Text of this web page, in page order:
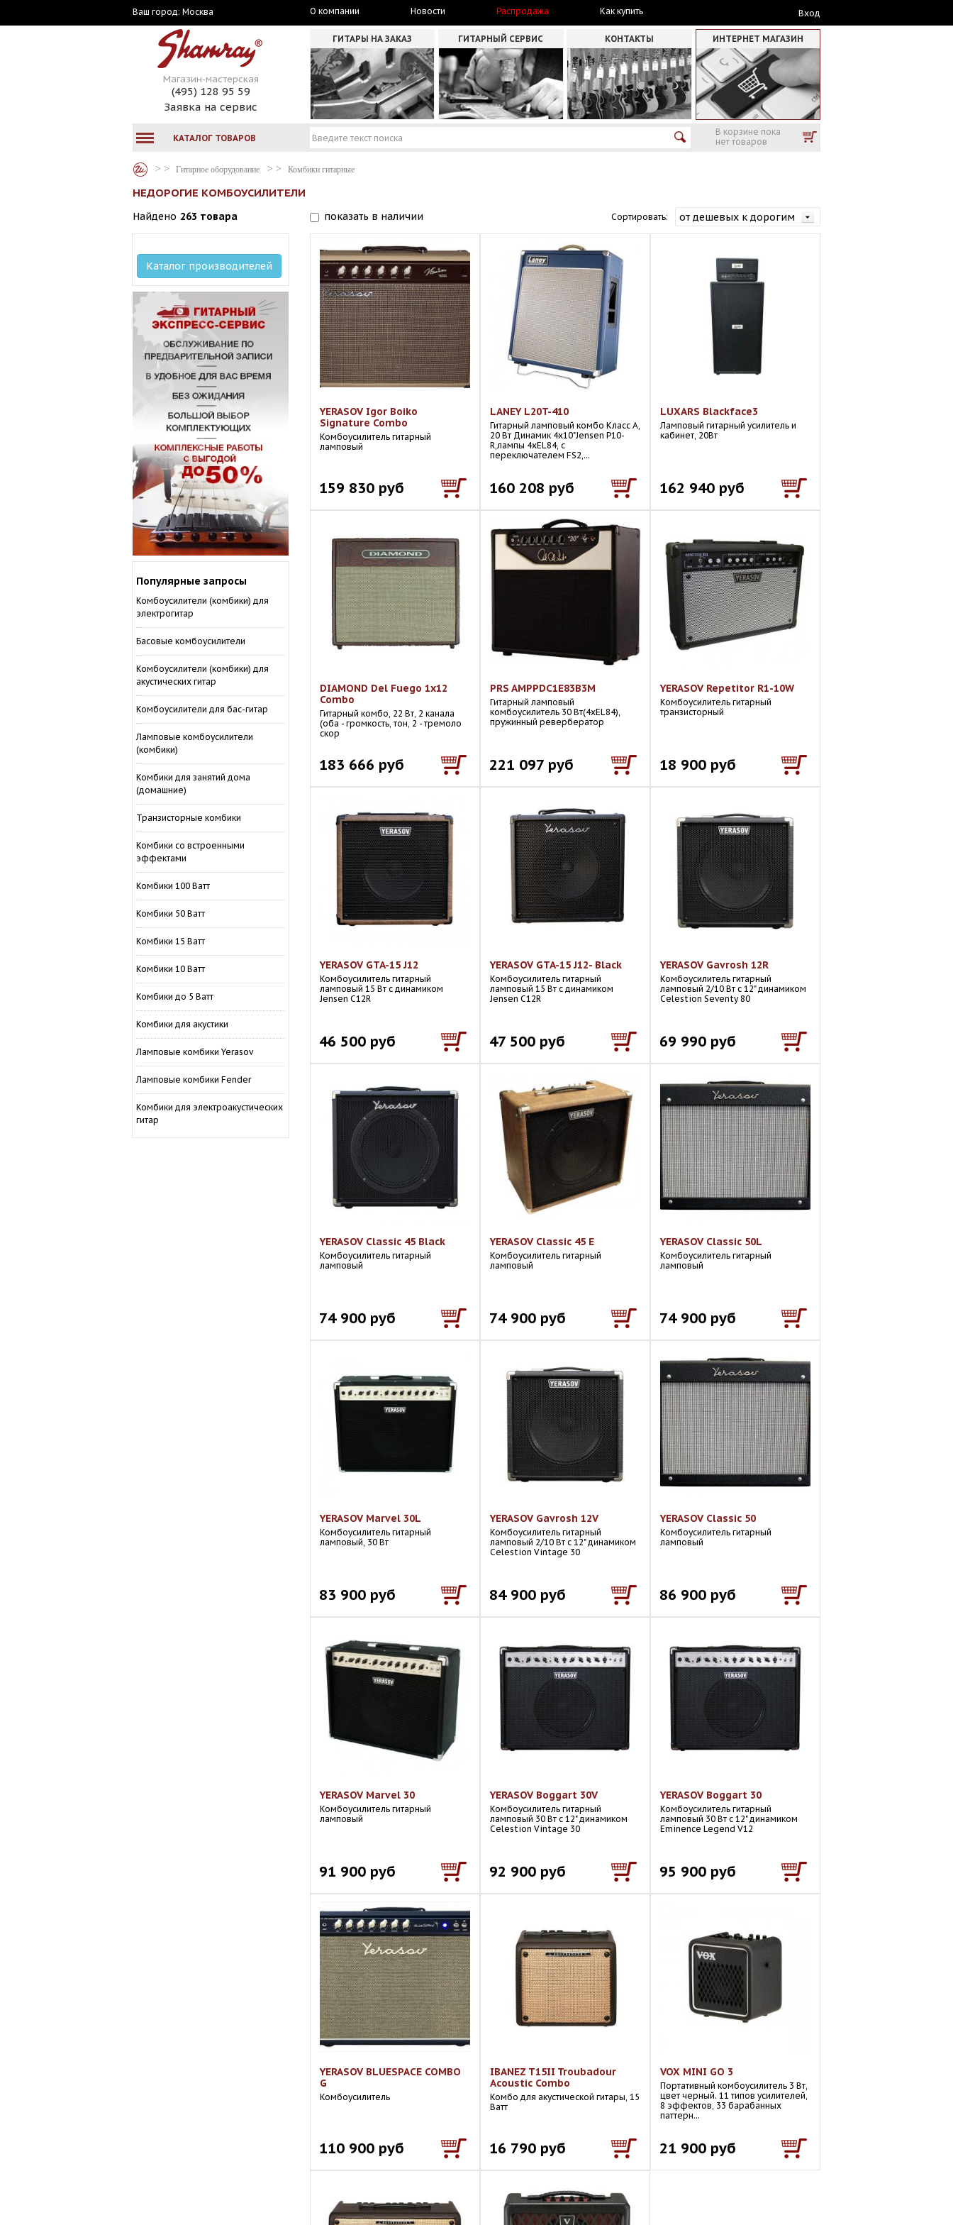
Ваш город: Москва О компании Новости Распродажа Как купить Вход
Магазин-мастерская
(495) 128 95 59
Заявка на сервис
ГИТАРЫ НА ЗАКАЗ ГИТАРНЫЙ СЕРВИС КОНТАКТЫ ИНТЕРНЕТ МАГАЗИН
КАТАЛОГ ТОВАРОВ
В корзине пока
нет товаров
Гитарное оборудование Комбики гитарные
НЕДОРОГИЕ КОМБОУСИЛИТЕЛИ
Найдено 263 товара показать в наличии Сортировать:
Каталог производителей
Популярные запросы
Комбоусилители (комбики) для
электрогитар
Басовые комбоусилители
Комбоусилители (комбики) для
акустических гитар
Комбоусилители для бас-гитар
Ламповые комбоусилители
(комбики)
Комбики для занятий дома
(домашние)
Транзисторные комбики
Комбики со встроенными
эффектами
Комбики 100 Ватт
Комбики 50 Ватт
Комбики 15 Ватт
Комбики 10 Ватт
Комбики до 5 Ватт
Комбики для акустики
Ламповые комбики Yerasov
Ламповые комбики Fender
Комбики для электроакустических
гитар
YERASOV Igor Boiko
Signature Combo
Комбоусилитель гитарный
ламповый
159 830 руб
LANEY L20T-410
Гитарный ламповый комбо Класс А,
20 Вт Динамик 4х10"Jensen P10-
R,лампы 4хEL84, с
переключателем FS2,...
160 208 руб
LUXARS Blackface3
Ламповый гитарный усилитель и
кабинет, 20Вт
162 940 руб
DIAMOND Del Fuego 1x12
Combo
Гитарный комбо, 22 Вт, 2 канала
(оба - громкость, тон, 2 - тремоло
скор
183 666 руб
PRS AMPPDC1E83B3M
Гитарный ламповый
комбоусилитель 30 Вт(4хEL84),
пружинный ревербератор
221 097 руб
YERASOV Repetitor R1-10W
Комбоусилитель гитарный
транзисторный
18 900 руб
YERASOV GTA-15 J12
Комбоусилитель гитарный
ламповый 15 Вт с динамиком
Jensen C12R
46 500 руб
YERASOV GTA-15 J12- Black
Комбоусилитель гитарный
ламповый 15 Вт с динамиком
Jensen C12R
47 500 руб
YERASOV Gavrosh 12R
Комбоусилитель гитарный
ламповый 2/10 Вт с 12" динамиком
Celestion Seventy 80
69 990 руб
YERASOV Classic 45 Black
Комбоусилитель гитарный
ламповый
74 900 руб
YERASOV Classic 45 E
Комбоусилитель гитарный
ламповый
74 900 руб
YERASOV Classic 50L
Комбоусилитель гитарный
ламповый
74 900 руб
YERASOV Marvel 30L
Комбоусилитель гитарный
ламповый, 30 Вт
83 900 руб
YERASOV Gavrosh 12V
Комбоусилитель гитарный
ламповый 2/10 Вт с 12" динамиком
Celestion Vintage 30
84 900 руб
YERASOV Classic 50
Комбоусилитель гитарный
ламповый
86 900 руб
YERASOV Marvel 30
Комбоусилитель гитарный
ламповый
91 900 руб
YERASOV Boggart 30V
Комбоусилитель гитарный
ламповый 30 Вт с 12" динамиком
Celestion Vintage 30
92 900 руб
YERASOV Boggart 30
Комбоусилитель гитарный
ламповый 30 Вт с 12" динамиком
Eminence Legend V12
95 900 руб
YERASOV BLUESPACE COMBO
G
Комбоусилитель
110 900 руб
IBANEZ T15II Troubadour
Acoustic Combo
Комбо для акустической гитары, 15
Ватт
16 790 руб
VOX MINI GO 3
Портативный комбоусилитель 3 Вт,
цвет черный. 11 типов усилителей,
8 эффектов, 33 барабанных
паттерн...
21 900 руб